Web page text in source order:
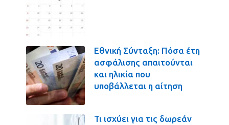
Εθνική Σύνταξη: Πόσα έτη
ασφάλισης απαιτούνται
και ηλικία που
υποβάλλεται η αίτηση
Τι ισχύει για τις δωρεάν